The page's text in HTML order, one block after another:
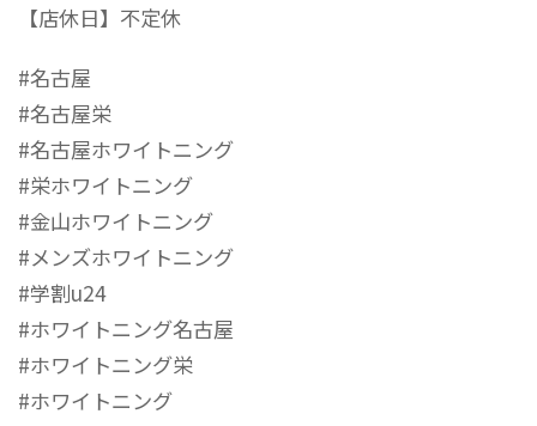
【店休日】不定休
#名古屋
#名古屋栄
#名古屋ホワイトニング
#栄ホワイトニング
#金山ホワイトニング
#メンズホワイトニング
#学割u24
#ホワイトニング名古屋
#ホワイトニング栄
#ホワイトニング